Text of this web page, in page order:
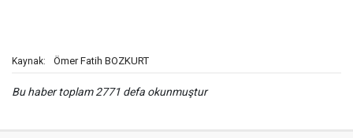
Kaynak: Ömer Fatih BOZKURT
Bu haber toplam 2771 defa okunmuştur